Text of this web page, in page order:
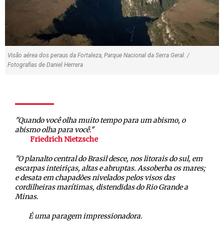
Visão aérea dos peraus da Fortaleza, Parque Nacional da Serra Geral. /
Fotografias de Daniel Herrera
"Quando você olha muito tempo para um abismo, o
abismo olha para você."
Friedrich Nietzsche
"O planalto central do Brasil desce, nos litorais do sul, em
escarpas inteiriças, altas e abruptas. Assoberba os mares;
e desata em chapadões nivelados pelos visos das
cordilheiras marítimas, distendidas do Rio Grande a
Minas.
É uma paragem impressionadora.